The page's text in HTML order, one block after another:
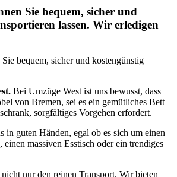
Sie bequem, sicher und
lassen. Wir erledigen
bequem, sicher und kostengünstig
Bei Umzüge West ist uns bewusst, dass
von Bremen, sei es ein gemütliches Bett
sorgfältiges Vorgehen erfordert.
in guten Händen, egal ob es sich um einen
massiven Esstisch oder ein trendiges
nur den reinen Transport. Wir bieten